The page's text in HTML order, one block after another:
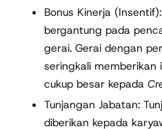
Bonus Kinerja
bergantung pada
gerai. Gerai dengan
seringkali memberikan
cukup besar kepada
Tunjangan Jabatan:
diberikan kepada